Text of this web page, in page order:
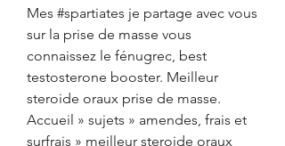
Mes #spartiates je partage avec vous
sur la prise de masse vous
connaissez le fénugrec, best
testosterone booster. Meilleur
steroide oraux prise de masse.
Accueil » sujets » amendes, frais et
surfrais » meilleur steroide oraux